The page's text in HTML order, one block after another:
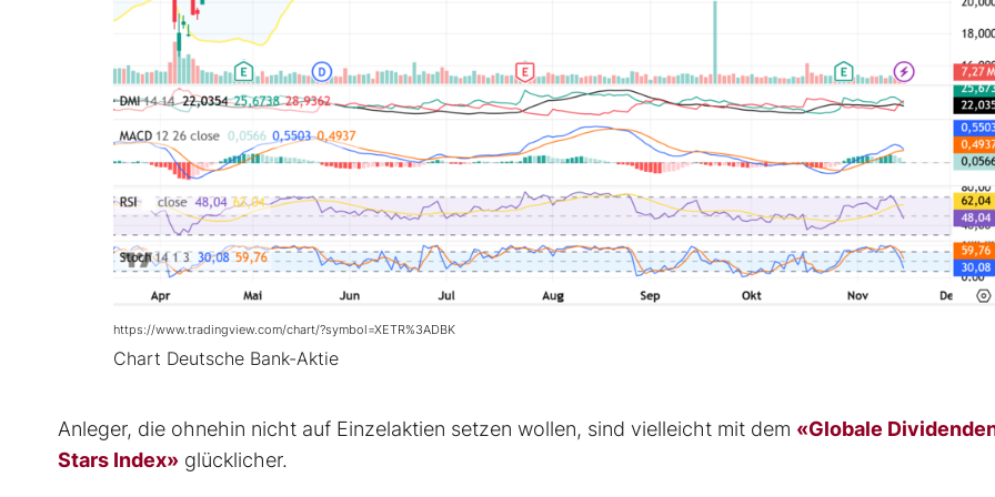
https://www.tradingview.com/chart/?symbol=XETR%3ADBK
Chart Deutsche Bank-Aktie
Anleger, die ohnehin nicht auf Einzelaktien setzen wollen, sind vielleicht mit dem «Globale
Stars Index» glücklicher.